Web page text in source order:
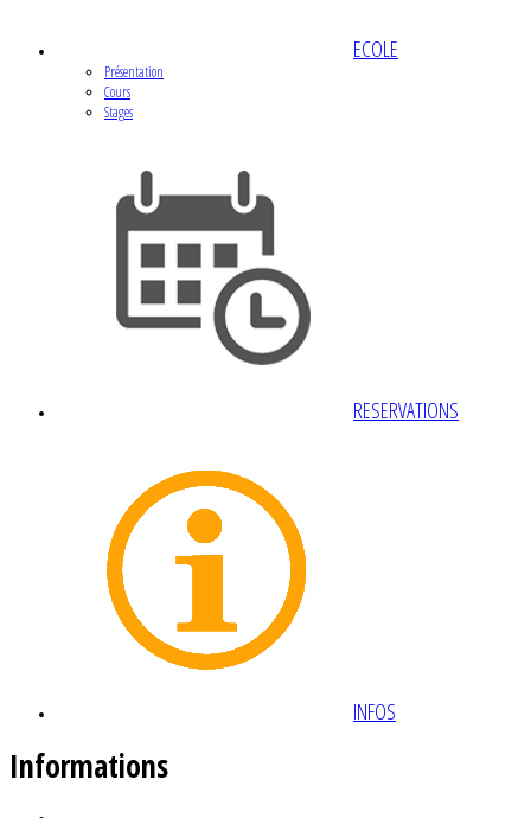
ECOLE
Présentation
Cours
Stages
RESERVATIONS
INFOS
Informations